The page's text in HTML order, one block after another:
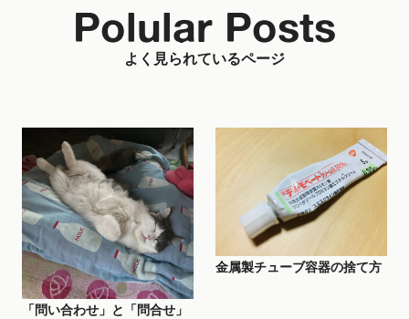
よく見られているページ
Polular Posts
「問い合わせ」と「問合せ」
金属製チューブ容器の捨て方